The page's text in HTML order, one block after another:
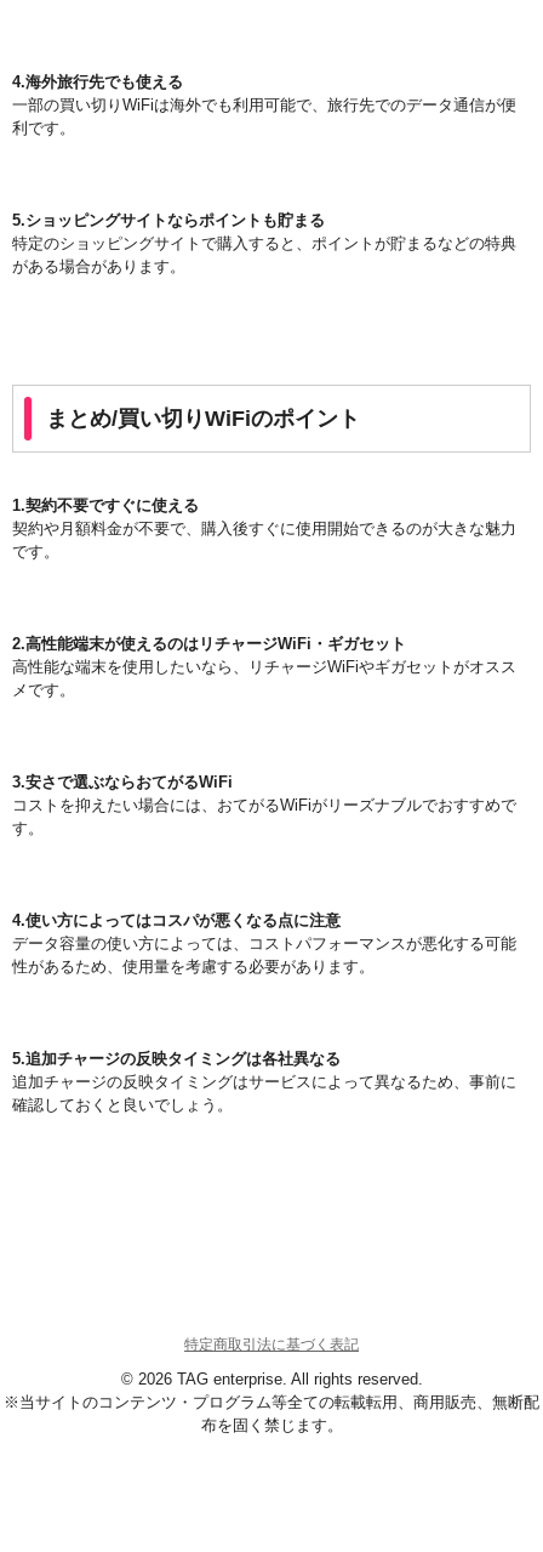
4.海外旅行先でも使える
一部の買い切りWiFiは海外でも利用可能で、旅行先でのデータ通信が便
利です。
5.ショッピングサイトならポイントも貯まる
特定のショッピングサイトで購入すると、ポイントが貯まるなどの特典
がある場合があります。
まとめ/買い切りWiFiのポイント
1.契約不要ですぐに使える
契約や月額料金が不要で、購入後すぐに使用開始できるのが大きな魅力
です。
2.高性能端末が使えるのはリチャージWiFi・ギガセット
高性能な端末を使用したいなら、リチャージWiFiやギガセットがオスス
メです。
3.安さで選ぶならおてがるWiFi
コストを抑えたい場合には、おてがるWiFiがリーズナブルでおすすめで
す。
4.使い方によってはコスパが悪くなる点に注意
データ容量の使い方によっては、コストパフォーマンスが悪化する可能
性があるため、使用量を考慮する必要があります。
5.追加チャージの反映タイミングは各社異なる
追加チャージの反映タイミングはサービスによって異なるため、事前に
確認しておくと良いでしょう。
特定商取引法に基づく表記
© 2026 TAG enterprise. All rights reserved.
※当サイトのコンテンツ・プログラム等全ての転載転用、商用販売、無断配
布を固く禁じます。